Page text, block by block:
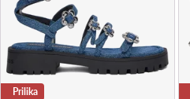
Prilika